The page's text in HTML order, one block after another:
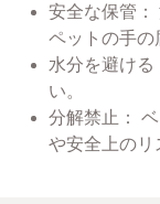
安全な保管：
ペットの手の
水分を避ける
い。
分解禁止：
や安全上のリ